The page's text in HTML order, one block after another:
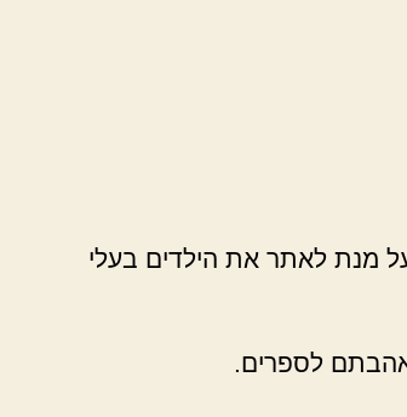
מנת לאתר את הילדים בעלי
אהבתם לספרים.